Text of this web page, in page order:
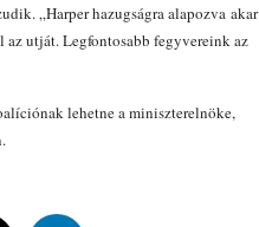
„Harper hazugságra alapozva akar
utját. Legfontosabb fegyvereink az
lehetne a miniszterelnöke,